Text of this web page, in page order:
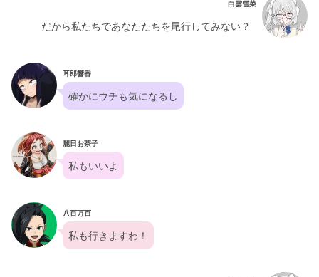
白雲雪菜
だから私たちであなたたちを尾行してみない？
耳郎響香
確かにウチも気になるし
麗日お茶子
私もいいよ
八百万百
私も行きますわ！